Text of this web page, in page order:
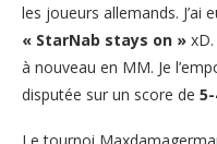
les joueurs allemands. J’ai
« StarNab stays on » xD.
à nouveau en MM. Je
disputée sur un score de
Le tournoi